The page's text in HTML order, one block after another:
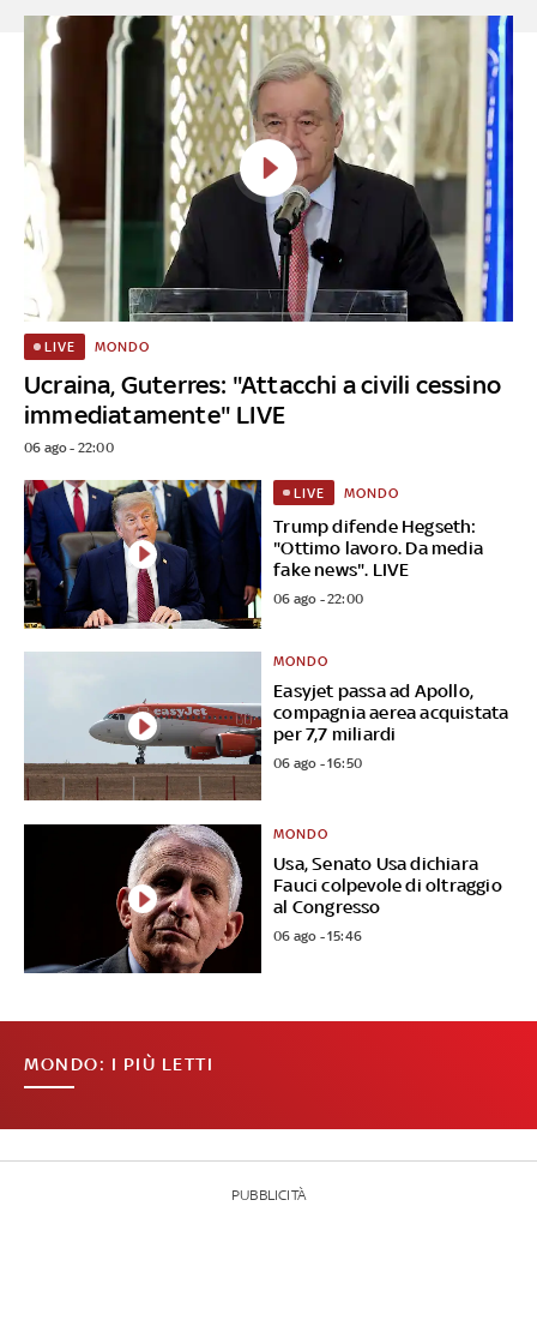
Ucraina, Guterres: "Attacchi a civili cessino
immediatamente" LIVE
LIVE MONDO
06 ago - 22:00
Trump difende Hegseth:
"Ottimo lavoro. Da media
fake news". LIVE
LIVE MONDO
06 ago - 22:00
Easyjet passa ad Apollo,
compagnia aerea acquistata
per 7,7 miliardi
MONDO
06 ago - 16:50
Usa, Senato Usa dichiara
Fauci colpevole di oltraggio
al Congresso
MONDO
06 ago - 15:46
MONDO: I PIÙ LETTI
PUBBLICITÀ